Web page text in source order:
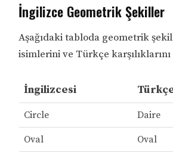
İngilizce Geometrik Şekiller
Aşağıdaki tabloda geometrik
isimlerini ve Türkçe
İngilizcesi
Circle Daire
Oval Oval